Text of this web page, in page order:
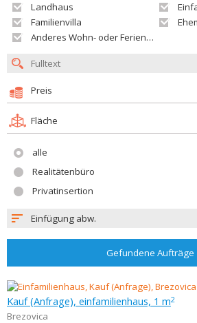
Landhaus
Familienvilla
Anderes Wohn- oder Ferienobjekt
Preis
Fläche
alle
Realitätenbüro
Privatinsertion
Einfügung abw.
Gefundene Aufträge
Kauf (Anfrage), einfamilienhaus, 1 m2
Brezovica